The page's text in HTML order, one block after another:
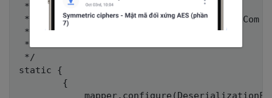
*
*  * Copyright (c) 2024, T5K - Truyen5k.Com
*  * author: Hanh.Chu
*
*/
static {
        {